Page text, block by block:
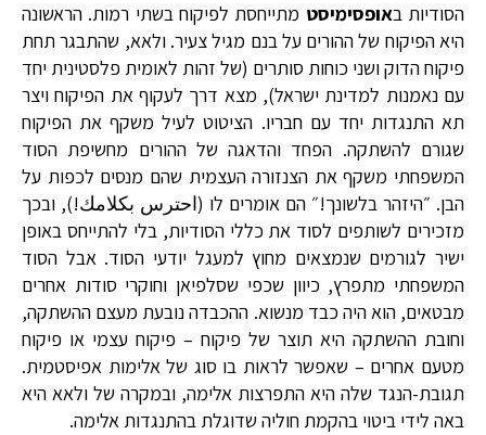
הסודיות באופסימיסט מתייחסת לפיקוח בשתי רמות. הראשונה
היא הפיקוח של ההורים על בנם מגיל צעיר. ולאא, שהתבגר תחת
פיקוח הדוק ושני כוחות סותרים (של זהות לאומית פלסטינית יחד
עם נאמנות למדינת ישראל), מצא דרך לעקוף את הפיקוח ויצר
תא התנגדות יחד עם חבריו. הציטוט לעיל משקף את הפיקוח
שגורם להשתקה. הפחד והדאגה של ההורים מחשיפת הסוד
המשפחתי משקף את הצנזורה העצמית שהם מנסים לכפות על
הבן. ״היזהר בלשונך!״ הם אומרים לו (احترس بكلامك!), ובכך
מזכירים לשותפים לסוד את כללי הסודיות, בלי להתייחס באופן
ישיר לגורמים שנמצאים מחוץ למעגל יודעי הסוד. אבל הסוד
המשפחתי מתפרץ, כיוון שכפי שסלפיאן וחוקרי סודות אחרים
מבטאים, הוא היה כבד מנשוא. ההכבדה נובעת מעצם ההשתקה,
וחובת ההשתקה היא תוצר של פיקוח – פיקוח עצמי או פיקוח
מטעם אחרים – שאפשר לראות בו סוג של אלימות אפיסטמית.
תגובת-הנגד שלה היא התפרצות אלימה, ובמקרה של ולאא היא
באה לידי ביטוי בהקמת חוליה שדוגלת בהתנגדות אלימה.